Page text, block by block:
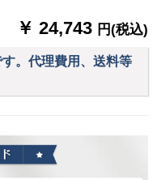
￥ 24,743 円(税込)
。代理費用、送料等